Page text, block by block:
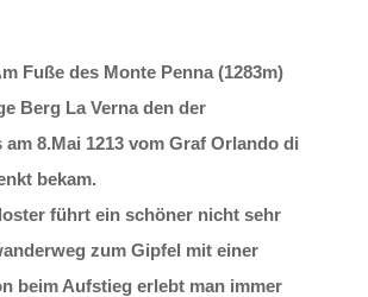
Fuße des Monte Penna (1283m)
Berg La Verna den der
8.Mai 1213 vom Graf Orlando di
bekam.
führt ein schöner nicht sehr
zum Gipfel mit einer
beim Aufstieg erlebt man immer